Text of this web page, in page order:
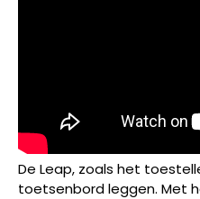
De Leap, zoals het
toetsenbord leggen. Met